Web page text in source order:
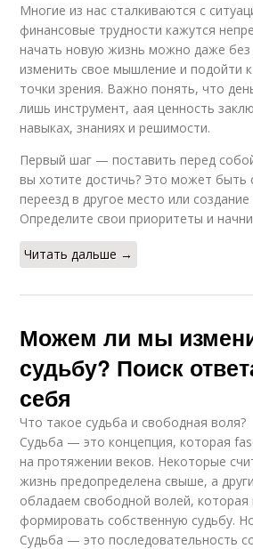
Многие из нас сталкиваются с
финансовые трудности кажутся
начать новую жизнь можно даже
изменить свое мышление и подойти
точки зрения. Важно понять, что
лишь инструмент, аая ценность
навыках, знаниях и решимости.
Первый шаг — поставить перед
вы хотите достичь? Это может быть
переезд в другое место или
Определите свои приоритеты и
Читать дальше →
Можем ли мы
судьбу? Поиск
себя
Что такое судьба и свободная воля?
Судьба — это концепция, которая
на протяжении веков. Некоторые
жизнь предопределена свыше, а
обладаем свободной волей, которая
формировать собственную судьбу.
Судьба — это последовательность